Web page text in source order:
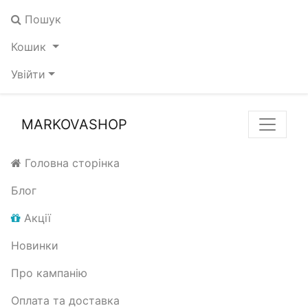
Пошук
Кошик
Увійти
MARKOVASHOP
Головна сторінка
Блог
Акції
Новинки
Про кампанію
Оплата та доставка